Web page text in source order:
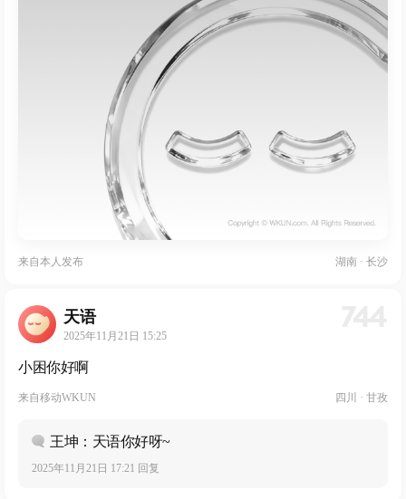
来自本人发布 湖南 · 长沙
天语
2025年11月21日 15:25
小困你好啊
来自移动WKUN 四川 · 甘孜
王坤：天语你好呀~
2025年11月21日 17:21 回复